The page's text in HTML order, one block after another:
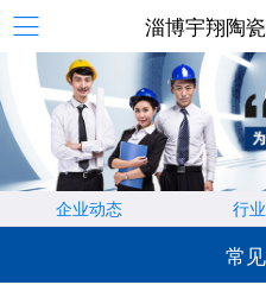
淄博宇翔陶
企业动态 行
常